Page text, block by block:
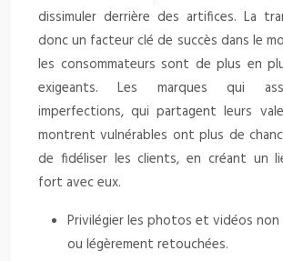
dissimuler derrière des artifices. La
donc un facteur clé de succès dans le
les consommateurs sont de plus en
exigeants. Les marques qui
imperfections, qui partagent leurs
montrent vulnérables ont plus de
de fidéliser les clients, en créant un
fort avec eux.
Privilégier les photos et vidéos
ou légèrement retouchées.